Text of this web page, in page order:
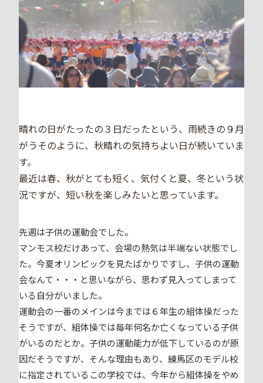
晴れの日がたったの３日だったという、雨続きの９月
がうそのように、秋晴れの気持ちよい日が続いていま
す。
最近は春、秋がとても短く、気付くと夏、冬という状
況ですが、短い秋を楽しみたいと思っています。
先週は子供の運動会でした。
マンモス校だけあって、会場の熱気は半端ない状態でし
た。今夏オリンピックを見たばかりですし、子供の運動
会なんて・・・と思いながら、思わず見入ってしまって
いる自分がいました。
運動会の一番のメインは今までは６年生の組体操だった
そうですが、組体操では毎年何名か亡くなっている子供
がいるのだとか。子供の運動能力が低下しているのが原
因だそうですが、そんな理由もあり、練馬区のモデル校
に指定されているこの学校では、今年から組体操をやめ